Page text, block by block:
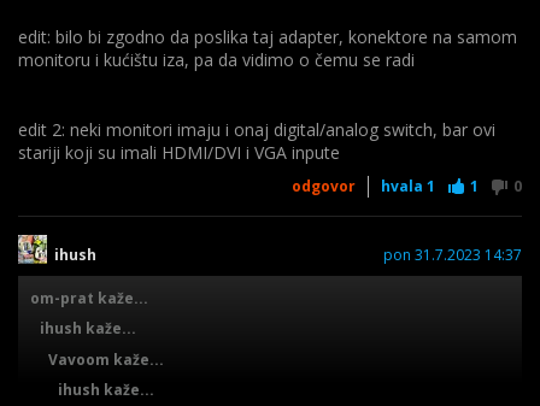
edit: bilo bi zgodno da poslika taj adapter, konektore na samom
monitoru i kućištu iza, pa da vidimo o čemu se radi
edit 2: neki monitori imaju i onaj digital/analog switch, bar ovi
stariji koji su imali HDMI/DVI i VGA inpute
odgovor hvala 1 1 0
ihush pon 31.7.2023 14:37
om-prat kaže...
ihush kaže...
Vavoom kaže...
ihush kaže...